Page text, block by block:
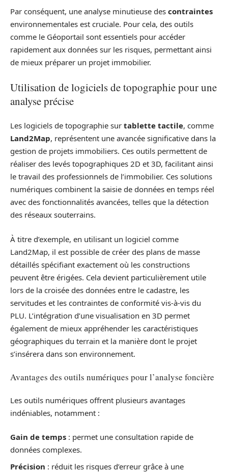
Par conséquent, une analyse minutieuse des contraintes
environnementales est cruciale. Pour cela, des outils
comme le Géoportail sont essentiels pour accéder
rapidement aux données sur les risques, permettant ainsi
de mieux préparer un projet immobilier.
Utilisation de logiciels de topographie pour une
analyse précise
Les logiciels de topographie sur tablette tactile, comme
Land2Map, représentent une avancée significative dans la
gestion de projets immobiliers. Ces outils permettent de
réaliser des levés topographiques 2D et 3D, facilitant ainsi
le travail des professionnels de l’immobilier. Ces solutions
numériques combinent la saisie de données en temps réel
avec des fonctionnalités avancées, telles que la détection
des réseaux souterrains.
À titre d’exemple, en utilisant un logiciel comme
Land2Map, il est possible de créer des plans de masse
détaillés spécifiant exactement où les constructions
peuvent être érigées. Cela devient particulièrement utile
lors de la croisée des données entre le cadastre, les
servitudes et les contraintes de conformité vis-à-vis du
PLU. L’intégration d’une visualisation en 3D permet
également de mieux appréhender les caractéristiques
géographiques du terrain et la manière dont le projet
s’insérera dans son environnement.
Avantages des outils numériques pour l’analyse foncière
Les outils numériques offrent plusieurs avantages
indéniables, notamment :
Gain de temps : permet une consultation rapide de
données complexes.
Précision : réduit les risques d’erreur grâce à une